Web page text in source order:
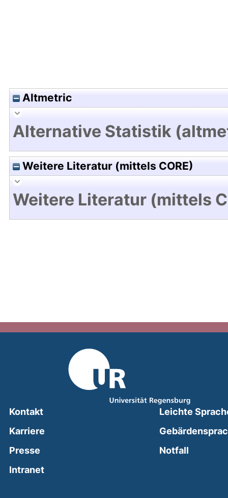
Altmetric
Alternative Statistik
Weitere Literatur (mittels CORE)
Weitere Literatur (mittels
Kontakt
Karriere
Presse
Intranet(external link, opens in a new window)
Leichte
Notfall